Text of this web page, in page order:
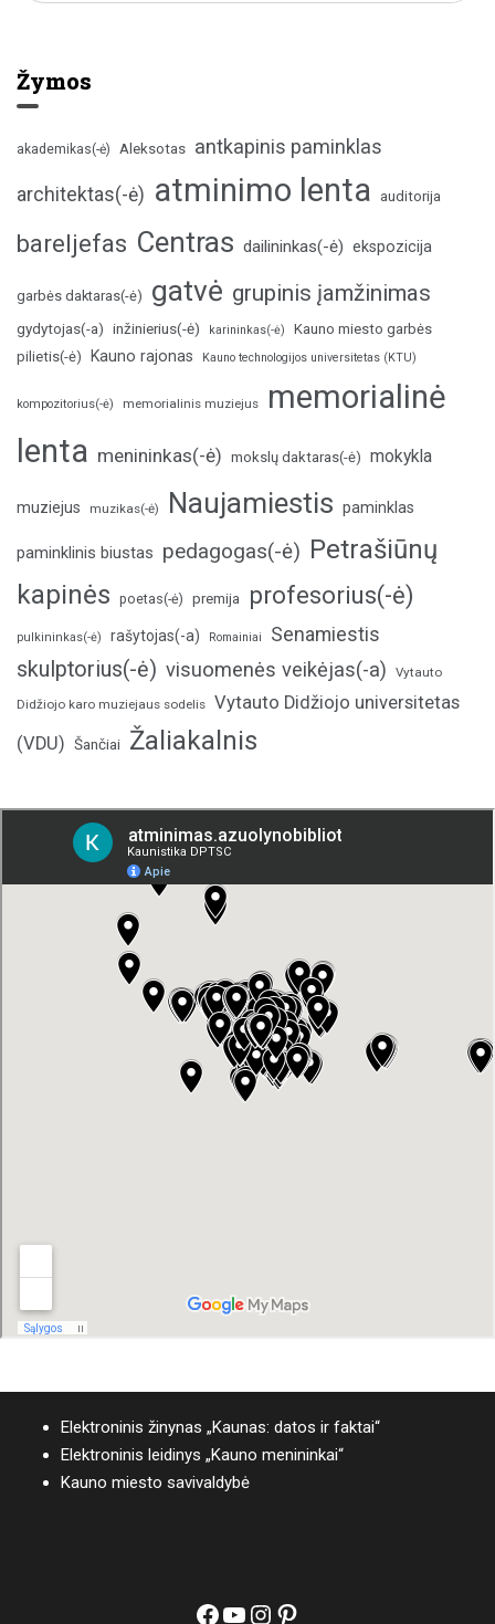
Žymos
akademikas(-ė) Aleksotas antkapinis paminklas
architektas(-ė) atminimo lenta auditorija
bareljefas Centras dailininkas(-ė) ekspozicija
garbės daktaras(-ė) gatvė grupinis įamžinimas
gydytojas(-a) inžinierius(-ė) karininkas(-ė)
Kauno miesto garbės
pilietis(-ė)
Kauno rajonas Kauno technologijos universitetas (KTU)
kompozitorius(-ė) memorialinis muziejus
memorialinė
lenta menininkas(-ė) mokslų daktaras(-ė) mokykla
muziejus muzikas(-ė) Naujamiestis paminklas
paminklinis biustas pedagogas(-ė) Petrašiūnų
kapinės poetas(-ė) premija profesorius(-ė)
pulkininkas(-ė) rašytojas(-a) Romainiai Senamiestis
skulptorius(-ė) visuomenės veikėjas(-a) Vytauto
Didžiojo karo muziejaus sodelis Vytauto Didžiojo universitetas
(VDU) Šančiai Žaliakalnis
Elektroninis žinynas „Kaunas: datos ir faktai“
Elektroninis leidinys „Kauno menininkai“
Kauno miesto savivaldybė
Facebook
YouTube
Instagram
Pinterest